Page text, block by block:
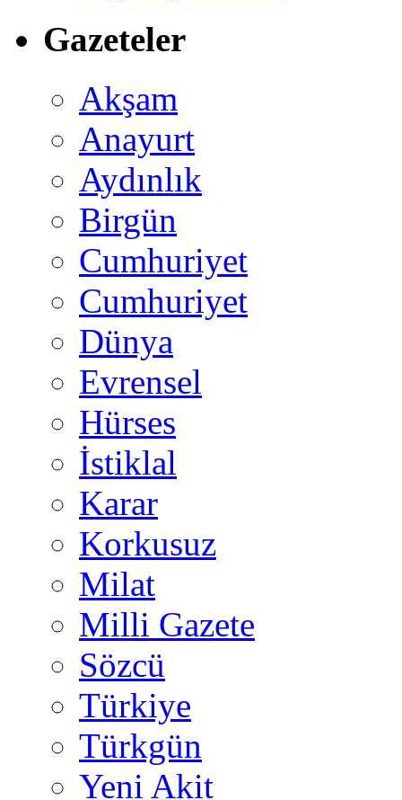
Gazeteler
Akşam
Anayurt
Aydınlık
Birgün
Cumhuriyet
Cumhuriyet
Dünya
Evrensel
Hürses
İstiklal
Karar
Korkusuz
Milat
Milli Gazete
Sözcü
Türkiye
Türkgün
Yeni Akit